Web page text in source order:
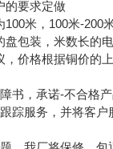
的要求定做
100米，100米-200
盘包装，米数长的
，价格根据铜价的
书，承诺-不合格产
踪服务，并将客户